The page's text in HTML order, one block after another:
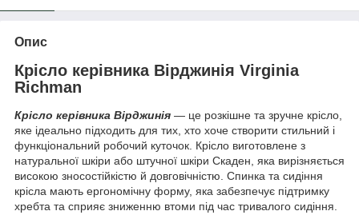
Опис
Крісло керівника Вірджинія Virginia
Richman
Крісло керівника Вірджинія — це розкішне та зручне крісло,
яке ідеально підходить для тих, хто хоче створити стильний і
функціональний робочий куточок. Крісло виготовлене з
натуральної шкіри або штучної шкіри Скаден, яка вирізняється
високою зносостійкістю й довговічністю. Спинка та сидіння
крісла мають ергономічну форму, яка забезпечує підтримку
хребта та сприяє зниженню втоми під час тривалого сидіння.